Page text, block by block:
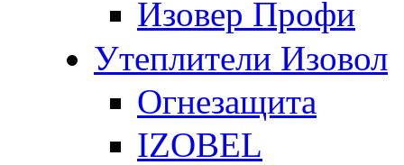
Изовер Профи
Утеплители Изовол
Огнезащита
IZOBEL